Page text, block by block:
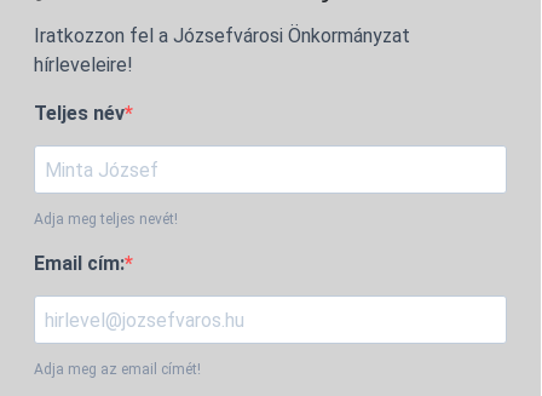
Iratkozzon fel a Józsefvárosi Önkormányzat
hírleveleire!
Teljes név
Adja meg teljes nevét!
Email cím:
Adja meg az email címét!